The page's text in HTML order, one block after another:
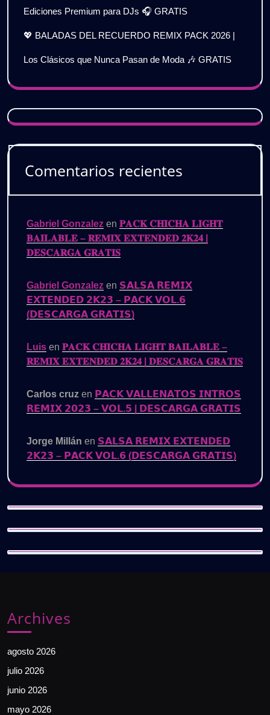
Ediciones Premium para DJs 🎧 GRATIS
💖 BALADAS DEL RECUERDO REMIX PACK 2026 |
Los Clásicos que Nunca Pasan de Moda 🎶 GRATIS
Comentarios recientes
Gabriel Gonzalez en 𝐏𝐀𝐂𝐊 𝐂𝐇𝐈𝐂𝐇𝐀 𝐋𝐈𝐆𝐇𝐓
𝐁𝐀𝐈𝐋𝐀𝐁𝐋𝐄 – 𝐑𝐄𝐌𝐈𝐗 𝐄𝐗𝐓𝐄𝐍𝐃𝐄𝐃 𝟐𝐊𝟐𝟒 |
𝐃𝐄𝐒𝐂𝐀𝐑𝐆𝐀 𝐆𝐑𝐀𝐓𝐈𝐒
Gabriel Gonzalez en 𝗦𝗔𝗟𝗦𝗔 𝗥𝗘𝗠𝗜𝗫
𝗘𝗫𝗧𝗘𝗡𝗗𝗘𝗗 𝟮𝗞𝟮𝟯 – 𝗣𝗔𝗖𝗞 𝗩𝗢𝗟.𝟲
(𝗗𝗘𝗦𝗖𝗔𝗥𝗚𝗔 𝗚𝗥𝗔𝗧𝗜𝗦)
Luis en 𝐏𝐀𝐂𝐊 𝐂𝐇𝐈𝐂𝐇𝐀 𝐋𝐈𝐆𝐇𝐓 𝐁𝐀𝐈𝐋𝐀𝐁𝐋𝐄 –
𝐑𝐄𝐌𝐈𝐗 𝐄𝐗𝐓𝐄𝐍𝐃𝐄𝐃 𝟐𝐊𝟐𝟒 | 𝐃𝐄𝐒𝐂𝐀𝐑𝐆𝐀 𝐆𝐑𝐀𝐓𝐈𝐒
Carlos cruz en 𝗣𝗔𝗖𝗞 𝗩𝗔𝗟𝗟𝗘𝗡𝗔𝗧𝗢𝗦 𝗜𝗡𝗧𝗥𝗢𝗦
𝗥𝗘𝗠𝗜𝗫 𝟮𝟬𝟮𝟯 – 𝗩𝗢𝗟.𝟱 | 𝗗𝗘𝗦𝗖𝗔𝗥𝗚𝗔 𝗚𝗥𝗔𝗧𝗜𝗦
Jorge Millán en 𝗦𝗔𝗟𝗦𝗔 𝗥𝗘𝗠𝗜𝗫 𝗘𝗫𝗧𝗘𝗡𝗗𝗘𝗗
𝟮𝗞𝟮𝟯 – 𝗣𝗔𝗖𝗞 𝗩𝗢𝗟.𝟲 (𝗗𝗘𝗦𝗖𝗔𝗥𝗚𝗔 𝗚𝗥𝗔𝗧𝗜𝗦)
Archives
agosto 2026
julio 2026
junio 2026
mayo 2026